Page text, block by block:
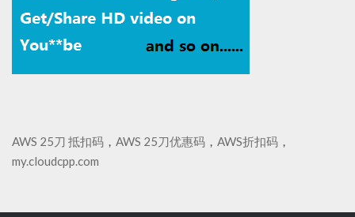
AWS 25刀 抵扣码 ， AWS 25刀优惠码 ， AWS折扣码 ，
my.cloudcpp.com